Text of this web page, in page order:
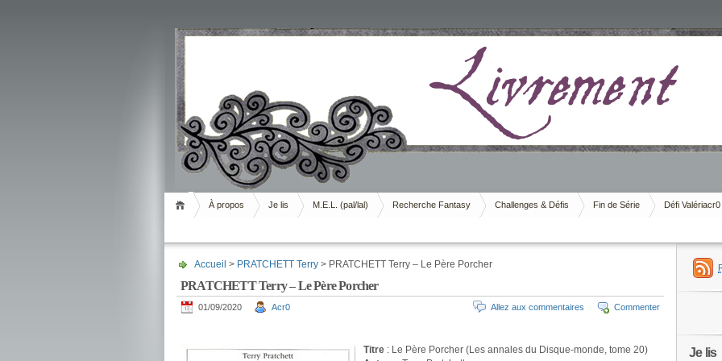
Livrement
À propos Je lis M.E.L. (pal/lal) Recherche Fantasy Challenges & Défis Fin de Série Défi Valériacr0
Accueil > PRATCHETT Terry > PRATCHETT Terry – Le Père Porcher
PRATCHETT Terry – Le Père Porcher
01/09/2020 Acr0 Commenter
Allez aux commentaires
Titre : Le Père Porcher (Les annales du Disque-monde, tome 20)
Je lis